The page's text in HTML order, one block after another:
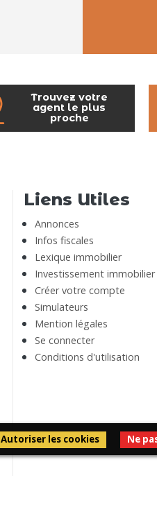
Trouvez votre
agent le plus
proche
Liens Utiles
Annonces
Infos fiscales
Lexique immobilier
Investissement immobilier
Créer votre compte
Simulateurs
Mention légales
Se connecter
Conditions d'utilisation
Ne
Autoriser les cookies